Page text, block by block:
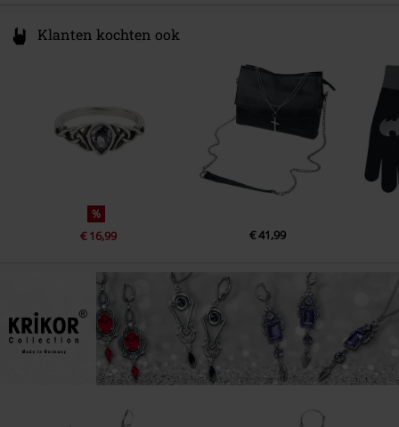
Klanten kochten ook
%
€ 16,99 € 41,99